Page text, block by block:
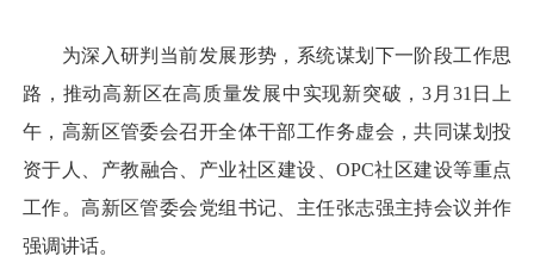
为深入研判当前发展形势，系统谋划下一阶段工作思
路，推动高新区在高质量发展中实现新突破，3月31日上
午，高新区管委会召开全体干部工作务虚会，共同谋划投
资于人、产教融合、产业社区建设、OPC社区建设等重点
工作。高新区管委会党组书记、主任张志强主持会议并作
强调讲话。